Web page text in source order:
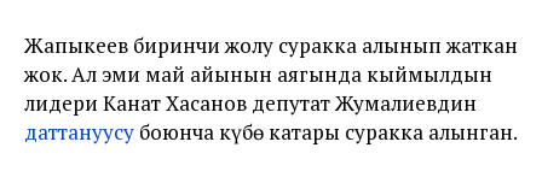
Жапыкеев биринчи жолу суракка алынып жаткан
жок. Ал эми май айынын аягында кыймылдын
лидери Канат Хасанов депутат Жумалиевдин
даттануусу боюнча күбө катары суракка алынган.